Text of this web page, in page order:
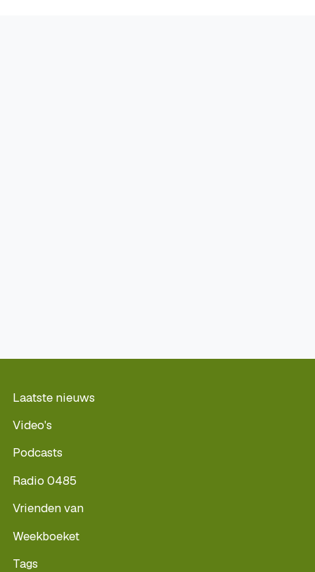
Laatste nieuws
Video's
Podcasts
Radio 0485
Vrienden van
Weekboeket
Tags